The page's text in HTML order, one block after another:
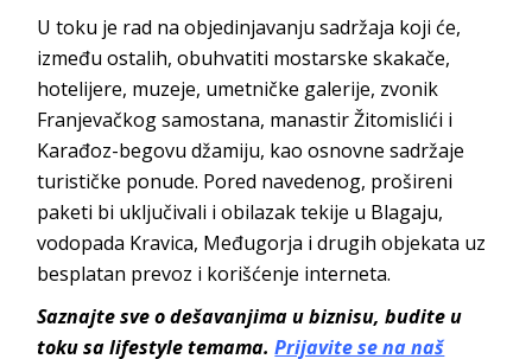
U toku je rad na objedinjavanju sadržaja koji će,
između ostalih, obuhvatiti mostarske skakače,
hotelijere, muzeje, umetničke galerije, zvonik
Franjevačkog samostana, manastir Žitomislići i
Karađoz-begovu džamiju, kao osnovne sadržaje
turističke ponude. Pored navedenog, prošireni
paketi bi uključivali i obilazak tekije u Blagaju,
vodopada Kravica, Međugorja i drugih objekata uz
besplatan prevoz i korišćenje interneta.
Saznajte sve o dešavanjima u biznisu, budite u
toku sa lifestyle temama.Prijavite se na naš